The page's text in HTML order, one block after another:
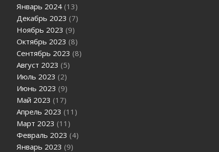
Январь 2024 (13)
Декабрь 2023 (7)
Ноябрь 2023 (9)
Октябрь 2023 (8)
Сентябрь 2023 (8)
Август 2023 (5)
Июль 2023 (2)
Июнь 2023 (9)
Май 2023 (17)
Апрель 2023 (11)
Март 2023 (11)
Февраль 2023 (4)
Январь 2023 (9)